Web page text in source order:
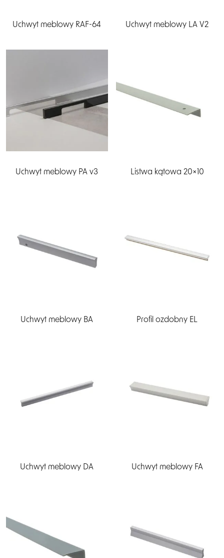
Uchwyt meblowy RAF-64 Uchwyt meblowy LA V2
Uchwyt meblowy PA v3 Listwa kątowa 20×10
Uchwyt meblowy BA Profil ozdobny EL
Uchwyt meblowy DA Uchwyt meblowy FA